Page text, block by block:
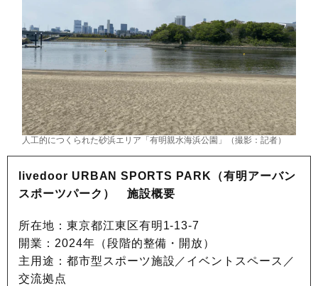
人工的につくられた砂浜エリア「有明親水海浜公園」（撮影：記者）
livedoor URBAN SPORTS PARK（有明アーバン
スポーツパーク） 施設概要
所在地：東京都江東区有明1-13-7
開業：2024年（段階的整備・開放）
主用途：都市型スポーツ施設／イベントスペース／
交流拠点